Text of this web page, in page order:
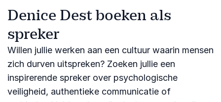
Denice Dest boeken als
spreker
Willen jullie werken aan een cultuur waarin mensen
zich durven uitspreken? Zoeken jullie een
inspirerende spreker over psychologische
veiligheid, authentieke communicatie of